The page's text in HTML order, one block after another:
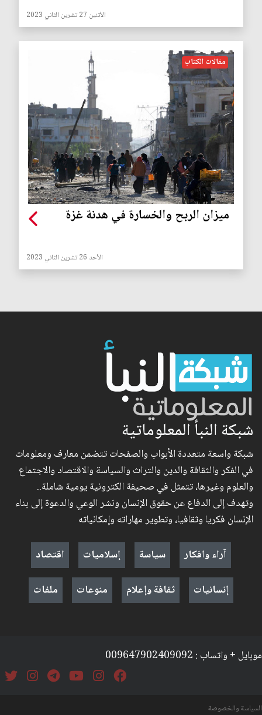
الأثنين 27 تشرين الثاني 2023
مقالات الكتاب
ميزان الربح والخسارة في هدنة غزة
الأحد 26 تشرين الثاني 2023
شبكة النبأ المعلوماتية
شبكة واسعة متعددة الأبواب والصفحات تتضمن معارف ومعلومات
في الفكر والثقافة والدين والتراث والسياسة والاقتصاد والاجتماع
والعلوم وغيرها، تتمثل في صحيفة الكترونية يومية شاملة..
وتهدف إلى الدفاع عن حقوق الإنسان ونشر الوعي والدعوة إلى بناء
الإنسان فكريا وثقافيا، وتطوير مهاراته وإمكانياته
آراء وافكار
سياسة إسلاميات
اقتصاد
إنسانيات
ثقافة وإعلام منوعات ملفات
موبايل + واتساب : 009647902409092
السياسة والخصوصة